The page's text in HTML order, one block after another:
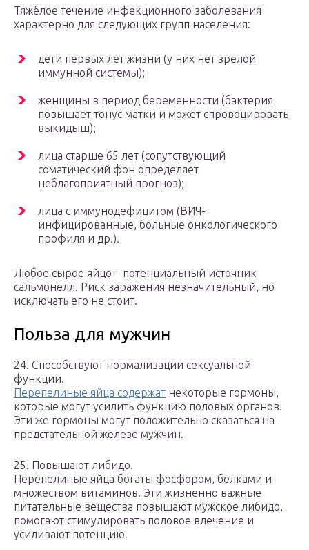
Тяжёлое течение инфекционного заболевания
характерно для следующих групп населения:
дети первых лет жизни (у них нет зрелой
иммунной системы);
женщины в период беременности (бактерия
повышает тонус матки и может спровоцировать
выкидыш);
лица старше 65 лет (сопутствующий
соматический фон определяет
неблагоприятный прогноз);
лица с иммунодефицитом (ВИЧ-
инфицированные, больные онкологического
профиля и др.).
Любое сырое яйцо – потенциальный источник
сальмонелл. Риск заражения незначительный, но
исключать его не стоит.
Польза для мужчин
24. Способствуют нормализации сексуальной
функции.
Перепелиные яйца содержат некоторые гормоны,
которые могут усилить функцию половых органов.
Эти же гормоны могут положительно сказаться на
предстательной железе мужчин.
25. Повышают либидо.
Перепелиные яйца богаты фосфором, белками и
множеством витаминов. Эти жизненно важные
питательные вещества повышают мужское либидо,
помогают стимулировать половое влечение и
усиливают потенцию.